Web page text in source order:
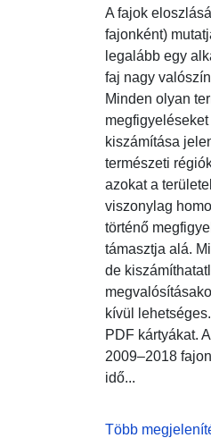
A fajok
fajonként)
legalább egy
faj nagy
Minden olyan
kiszámítása
természeti
azokat a
viszonylag
történő
támasztja alá.
de
kívül
PDF kártyákat.
2009–2018
idő...
Több